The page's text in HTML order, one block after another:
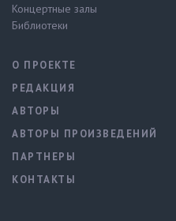
Концертные залы
Библиотеки
О ПРОЕКТЕ
РЕДАКЦИЯ
АВТОРЫ
АВТОРЫ ПРОИЗВЕДЕНИЙ
ПАРТНЕРЫ
КОНТАКТЫ